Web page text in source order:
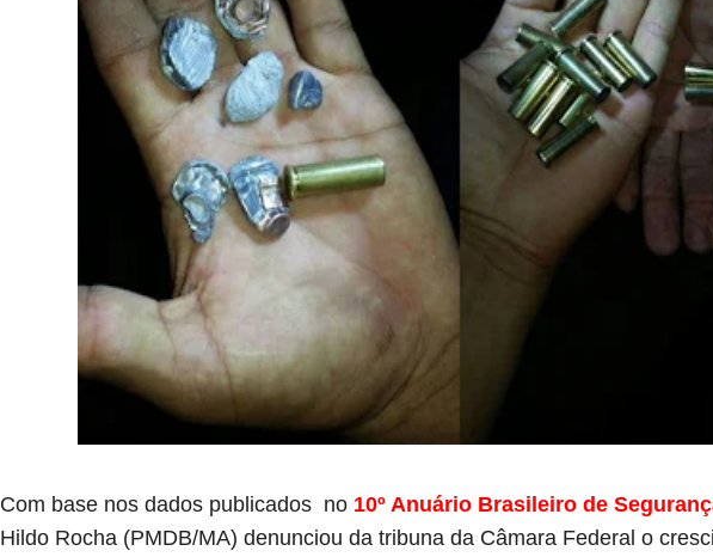
Com base nos dados publicados no 10º Anuário Brasileiro de
Hildo Rocha (PMDB/MA) denunciou da tribuna da Câmara Federal o